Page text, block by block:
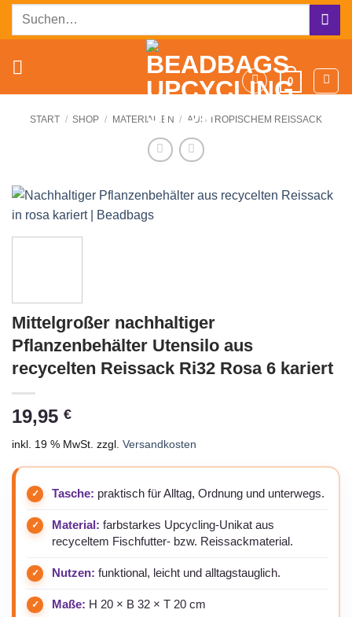
ZumSuchen
0
START / SHOP / MATERIALIEN / AUS TROPISCHEM REISSACK
Mittelgroßer nachhaltiger
Pflanzenbehälter Utensilo aus
recycelten Reissack Ri32 Rosa 6 kariert
19,95 €
inkl. 19 % MwSt. zzgl. Versandkosten
Tasche: praktisch für Alltag, Ordnung und unterwegs.
Material: farbstarkes Upcycling-Unikat aus
recyceltem Fischfutter- bzw. Reissackmaterial.
Nutzen: funktional, leicht und alltagstauglich.
Maße: H 20 × B 32 × T 20 cm